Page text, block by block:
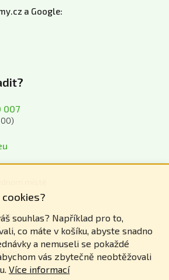
souhlas? Například pro to,
co máte v košíku, abyste snadno
a nemuseli se pokaždé
vás zbytečně neobtěžovali
Více informací
a Google:
007